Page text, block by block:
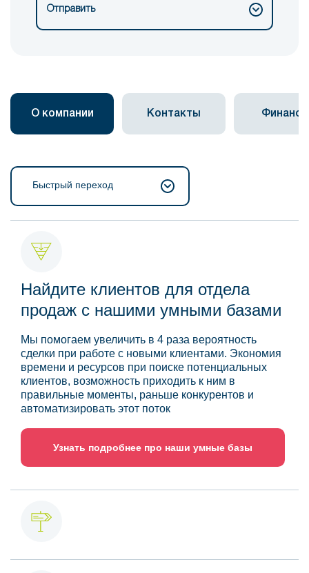
Отправить
О компании Контакты Финансы
Быстрый переход
Найдите клиентов для отдела
продаж с нашими умными базами
Мы помогаем увеличить в 4 раза вероятность
сделки при работе с новыми клиентами. Экономия
времени и ресурсов при поиске потенциальных
клиентов, возможность приходить к ним в
правильные моменты, раньше конкурентов и
автоматизировать этот поток
Узнать подробнее про наши умные базы